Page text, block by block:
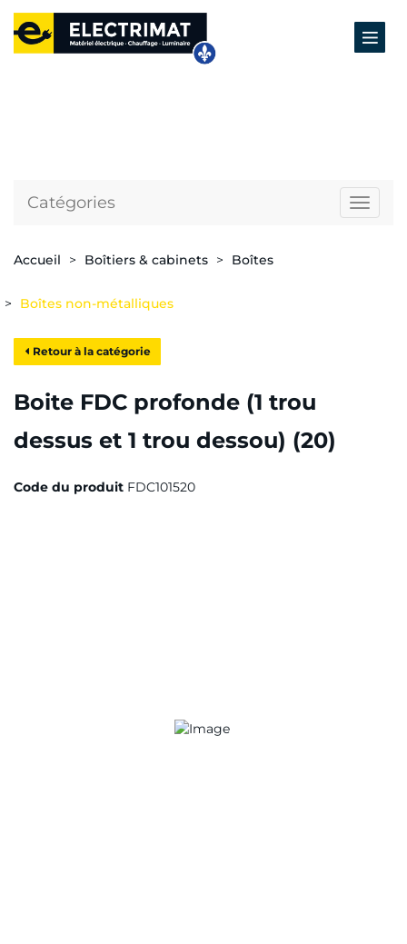
Catégories
Accueil Boîtiers & cabinets Boîtes
Boîtes non-métalliques
Retour à la catégorie
Boite FDC profonde (1 trou
dessus et 1 trou dessou) (20)
Code du produit FDC101520